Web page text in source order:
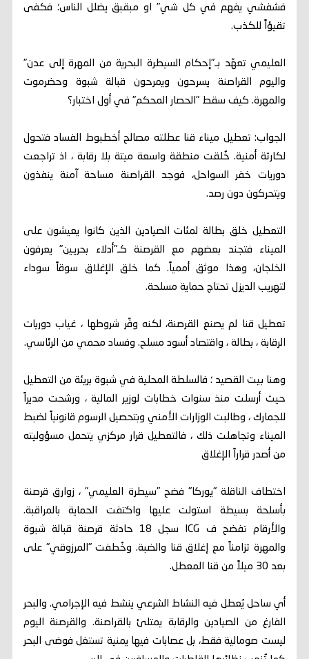
فشفشي يفهم في كل شي" او مبقبق يضلل الناس؛ فكفى
تقيؤاً للكذب.
العليمي تعهّد بـ"إحكام السيطرة البحرية من المهرة إلى عدن"
واليوم القراصنة يسرحون ويمرحون قبالة شبوة وحضرموت
والمهرة. كيف سقط "الحصار المحكم" في أول اختبار؟
الجواب: تعطيل ميناء قنا عطلته مصالح أخطبوط الفساد فتحول
لكارثة أمنية. خُلقت منطقة واسعة ميتة بلا رقابة ، اذ تراجعت
دوريات خفر السواحل، فوجد القراصنة مساحة آمنة ينفذون
ويتحركون دون رصد.
التعطيل خلق بطالة لمئات الصيادين الذين كانوا يعيشون على
الميناء فتجند بعضهم مع القرصنة كـ"أدلاء بحريين" يعرفون
الخلجان، وهذا موثق أممياً. كما خلق الإغلاق سوقاً سوداء
لتهريب الديزل تحتاج حماية مسلحة.
تعطيل قنا لم يصنع القرصنة، لكنه وفّر شروطها ، غياب دوريات
الرقابة ، بطالة ، واقتصاد أسود مسلح. وفساد محمي من الرئاسي.
وهنا بيت القصيد ؛ فالسلطة المحلية في شبوة بريئة من التعطيل
حيث أرسلت منذ سنوات خطابات لوزير المالية ، ورشحت مديراً
للجمارك ، وطالبت الوزارات الأمني وبتحصيل الرسوم قانونياً لضبط
الميناء وتجاهلت ذلك ، فالتعطيل قرار مركزي يتحمل مسؤوليته
من أصدر قراراً الإغلاق
اختطاف الناقلة "يوركا" فضح "سيطرة العليمي" ، زوارق قرصنة
بأسلحة بسيطة استولت عليها واكتفت الحماية بالمراقبة.
والأرقام تفضح ف ICG سجل 18 حادثة قرصنة قبالة شبوة
والمهرة تزامناً مع إغلاق قنا والضبة. وخُطفت "المرزوقي" على
بعد 30 ميلاً من قنا المعطل.
أي ساحل يُعطل فيه النشاط الشرعي ينشط فيه الإجرامي. والبحر
الفارغ من الصيادين والرقابة يمتلئ بالقراصنة. والقرصنة اليوم
ليست صومالية فقط، بل عصابات فيها يمنية تستغل فوضى البحر